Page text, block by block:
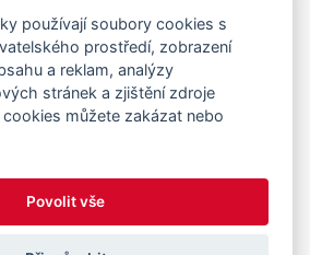
používají soubory cookies s
prostředí, zobrazení
a reklam, analýzy
stránek a zjištění zdroje
můžete zakázat nebo
Povolit vše